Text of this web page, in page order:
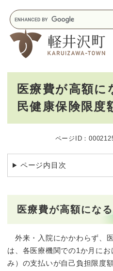
キ
ー
ワ
医療費が高額
民健康保険限度
ページID：
ページ内目次
医療費が高額にな
外来・入院にかかわらず、
は、各医療機関での1か月に
み）の支払いが自己負担限度